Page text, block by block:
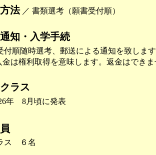
法／ 書類選考（願書受付順）
知・入学手続
付順随時選考、郵送による通知を致しま
は権利取得を意味します。返金はでき
ラス
年 8月頃に発表
ス ６名